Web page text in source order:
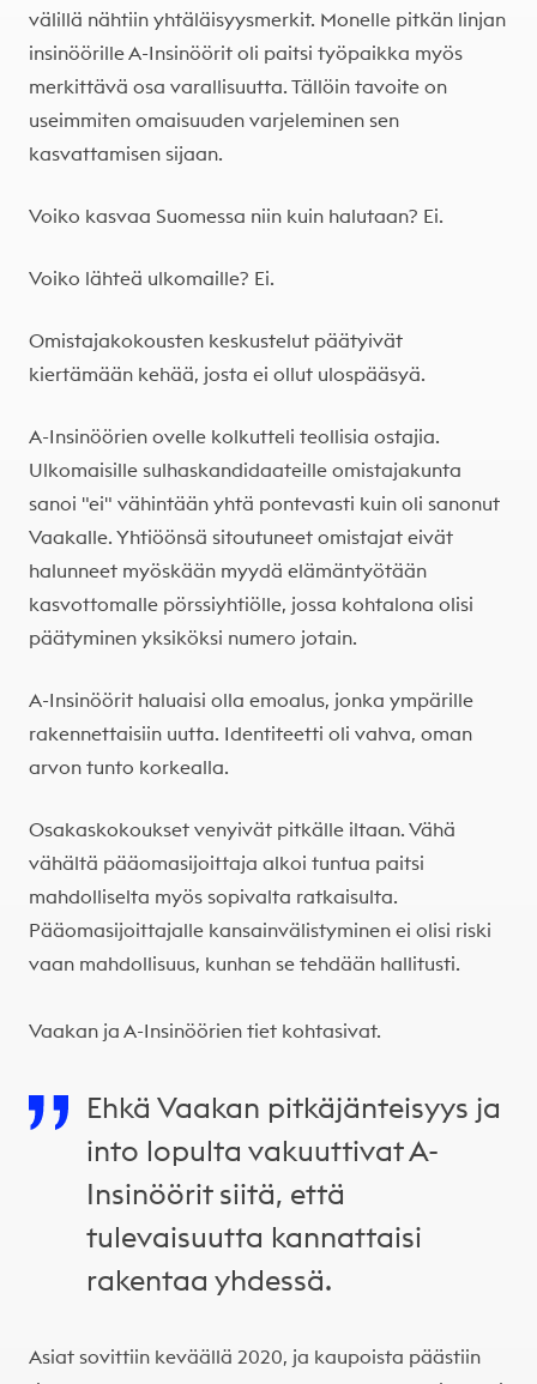
välillä nähtiin yhtäläisyysmerkit. Monelle pitkän linjan
insinöörille A-Insinöörit oli paitsi työpaikka myös
merkittävä osa varallisuutta. Tällöin tavoite on
useimmiten omaisuuden varjeleminen sen
kasvattamisen sijaan.
Voiko kasvaa Suomessa niin kuin halutaan? Ei.
Voiko lähteä ulkomaille? Ei.
Omistajakokousten keskustelut päätyivät
kiertämään kehää, josta ei ollut ulospääsyä.
A-Insinöörien ovelle kolkutteli teollisia ostajia.
Ulkomaisille sulhaskandidaateille omistajakunta
sanoi "ei" vähintään yhtä pontevasti kuin oli sanonut
Vaakalle. Yhtiöönsä sitoutuneet omistajat eivät
halunneet myöskään myydä elämäntyötään
kasvottomalle pörssiyhtiölle, jossa kohtalona olisi
päätyminen yksiköksi numero jotain.
A-Insinöörit haluaisi olla emoalus, jonka ympärille
rakennettaisiin uutta. Identiteetti oli vahva, oman
arvon tunto korkealla.
Osakaskokoukset venyivät pitkälle iltaan. Vähä
vähältä pääomasijoittaja alkoi tuntua paitsi
mahdolliselta myös sopivalta ratkaisulta.
Pääomasijoittajalle kansainvälistyminen ei olisi riski
vaan mahdollisuus, kunhan se tehdään hallitusti.
Vaakan ja A-Insinöörien tiet kohtasivat.
Ehkä Vaakan pitkäjänteisyys ja
into lopulta vakuuttivat A-
Insinöörit siitä, että
tulevaisuutta kannattaisi
rakentaa yhdessä.
Asiat sovittiin keväällä 2020, ja kaupoista päästiin